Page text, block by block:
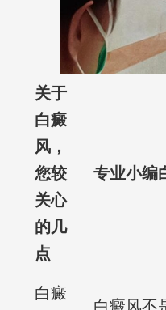
关于
白癜
风，
您较
关心
的几
点
专业小编
白癜
白癜风不